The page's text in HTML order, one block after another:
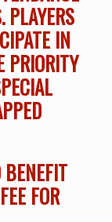
PLAYERS
IN
PRIORITY
BENEFIT
FOR